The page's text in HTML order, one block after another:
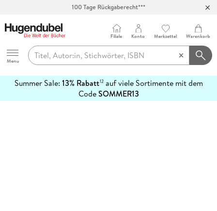
100 Tage Rückgaberecht***
Hugendubel
Menu
Filiale Konto Merkzettel Warenkorb
Summer Sale: 13% Rabatt12auf viele Sortimente mit dem
CodeSOMMER13
erfahren